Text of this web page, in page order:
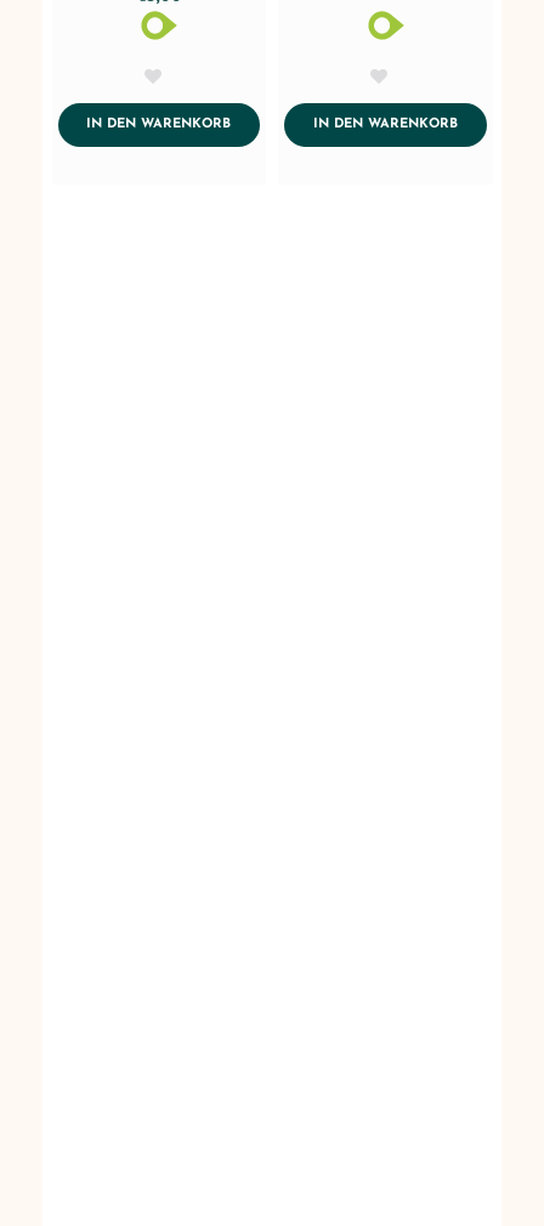
IN DEN WARENKORBADDTOCART IN DEN WARENKORBADDTOCART